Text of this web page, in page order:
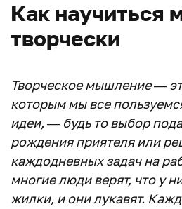
Как научиться
творчески
Творческое мышление —
которым мы все
идеи, — будь то выбор
рождения приятеля или
каждодневных задач на
многие люди верят, что у
жилки, и они лукавят.